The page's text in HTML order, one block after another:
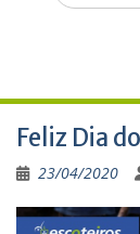
Feliz Dia
23/04/2020